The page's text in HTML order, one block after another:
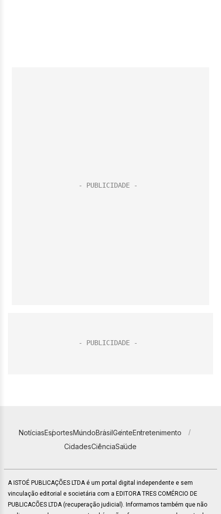
NotíciasEsportesMundoBrasilGenteEntretenimento
CidadesCiênciaSaúde
A ISTOÉ PUBLICAÇÕES LTDA é um portal digital independente e sem
vinculação editorial e societária com a EDITORA TRES COMÉRCIO DE
PUBLICACÕES LTDA (recuperação judicial). Informamos também que não